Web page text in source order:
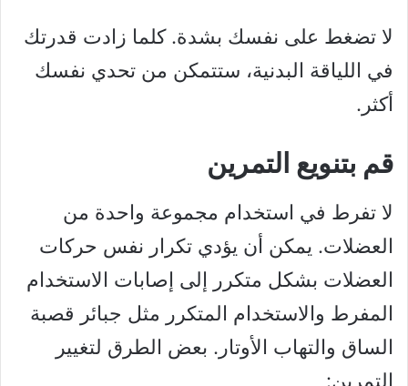
لا تضغط على نفسك بشدة. كلما زادت قدرتك
في اللياقة البدنية، ستتمكن من تحدي نفسك
أكثر.
قم بتنويع التمرين
لا تفرط في استخدام مجموعة واحدة من
العضلات. يمكن أن يؤدي تكرار نفس حركات
العضلات بشكل متكرر إلى إصابات الاستخدام
المفرط والاستخدام المتكرر مثل جبائر قصبة
الساق والتهاب الأوتار. بعض الطرق لتغيير
التمرين: